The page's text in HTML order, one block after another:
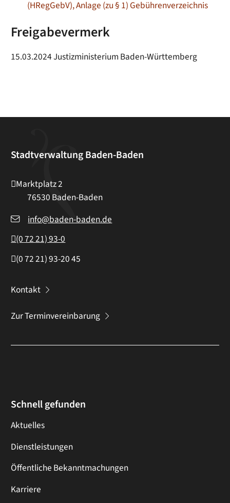
(HRegGebV), Anlage (zu § 1) Gebührenverzeichnis
Freigabevermerk
15.03.2024 Justizministerium Baden-Württemberg
Stadtverwaltung Baden-Baden
Marktplatz 2
76530 Baden-Baden
info@baden-baden.de
(07221) 93-0
(07221) 93-2045
Kontakt
Zur Terminvereinbarung
Schnell gefunden
Aktuelles
Dienstleistungen
Öffentliche Bekanntmachungen
Karriere